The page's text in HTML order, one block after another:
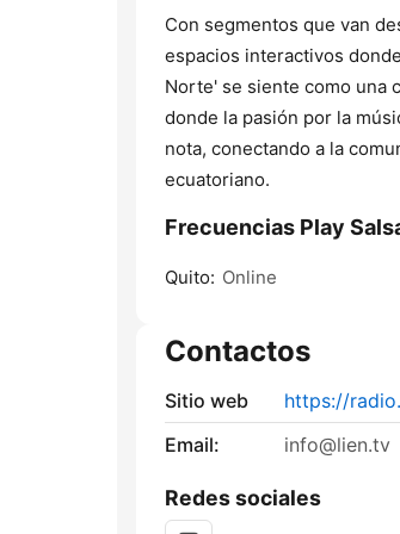
Con segmentos que van
espacios interactivos
Norte' se siente como una
donde la pasión por la
nota, conectando a la
ecuatoriano.
Frecuencias Play
Quito: Online
Contactos
Sitio web
https://
Email:
info@lien.tv
Redes sociales